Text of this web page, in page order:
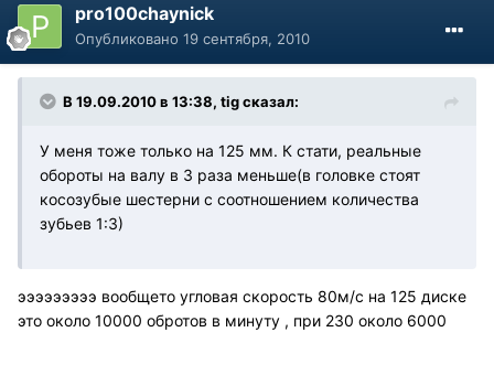
pro100chaynick
Опубликовано 19 сентября, 2010
В 19.09.2010 в 13:38, tig сказал:
У меня тоже только на 125 мм. К стати, реальные
обороты на валу в 3 раза меньше(в головке стоят
косозубые шестерни с соотношением количества
зубьев 1:3)
эээээээээ вообщето угловая скорость 80м/с на 125 диске
это около 10000 обротов в минуту , при 230 около 6000